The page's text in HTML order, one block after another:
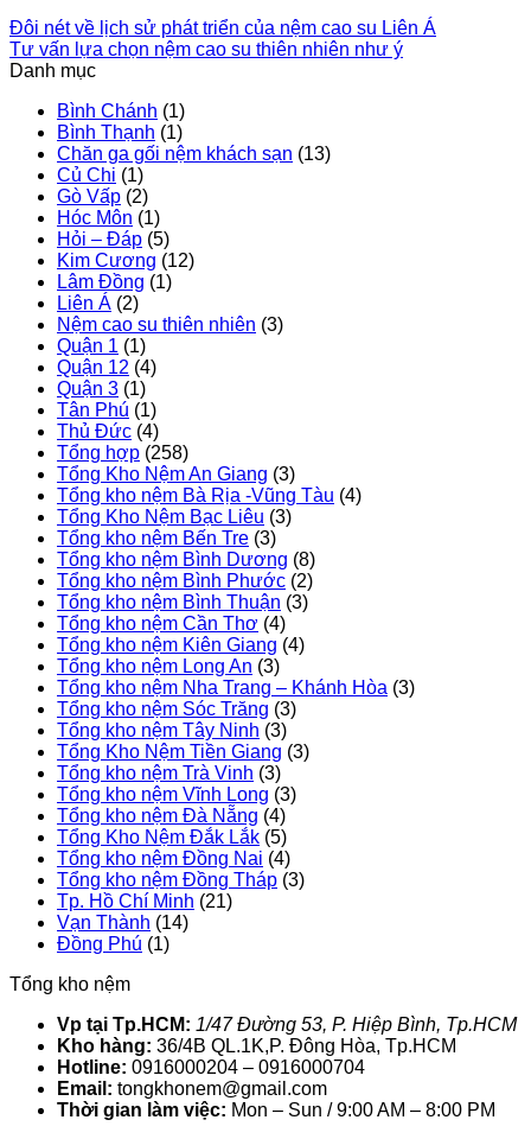
Đôi nét về lịch sử phát triển của nệm cao su Liên Á
Tư vấn lựa chọn nệm cao su thiên nhiên như ý
Danh mục
Bình Chánh (1)
Bình Thạnh (1)
Chăn ga gối nệm khách sạn (13)
Củ Chi (1)
Gò Vấp (2)
Hóc Môn (1)
Hỏi – Đáp (5)
Kim Cương (12)
Lâm Đồng (1)
Liên Á (2)
Nệm cao su thiên nhiên (3)
Quận 1 (1)
Quận 12 (4)
Quận 3 (1)
Tân Phú (1)
Thủ Đức (4)
Tổng hợp (258)
Tổng Kho Nệm An Giang (3)
Tổng kho nệm Bà Rịa -Vũng Tàu (4)
Tổng Kho Nệm Bạc Liêu (3)
Tổng kho nệm Bến Tre (3)
Tổng kho nệm Bình Dương (8)
Tổng kho nệm Bình Phước (2)
Tổng kho nệm Bình Thuận (3)
Tổng kho nệm Cần Thơ (4)
Tổng kho nệm Kiên Giang (4)
Tổng kho nệm Long An (3)
Tổng kho nệm Nha Trang – Khánh Hòa (3)
Tổng kho nệm Sóc Trăng (3)
Tổng kho nệm Tây Ninh (3)
Tổng Kho Nệm Tiền Giang (3)
Tổng kho nệm Trà Vinh (3)
Tổng kho nệm Vĩnh Long (3)
Tổng kho nệm Đà Nẵng (4)
Tổng Kho Nệm Đắk Lắk (5)
Tổng kho nệm Đồng Nai (4)
Tổng kho nệm Đồng Tháp (3)
Tp. Hồ Chí Minh (21)
Vạn Thành (14)
Đồng Phú (1)
Tổng kho nệm
Vp tại Tp.HCM: 1/47 Đường 53, P. Hiệp Bình, Tp.HCM
Kho hàng: 36/4B QL.1K,P. Đông Hòa, Tp.HCM
Hotline: 0916000204 – 0916000704
Email: tongkhonem@gmail.com
Thời gian làm việc: Mon – Sun / 9:00 AM – 8:00 PM